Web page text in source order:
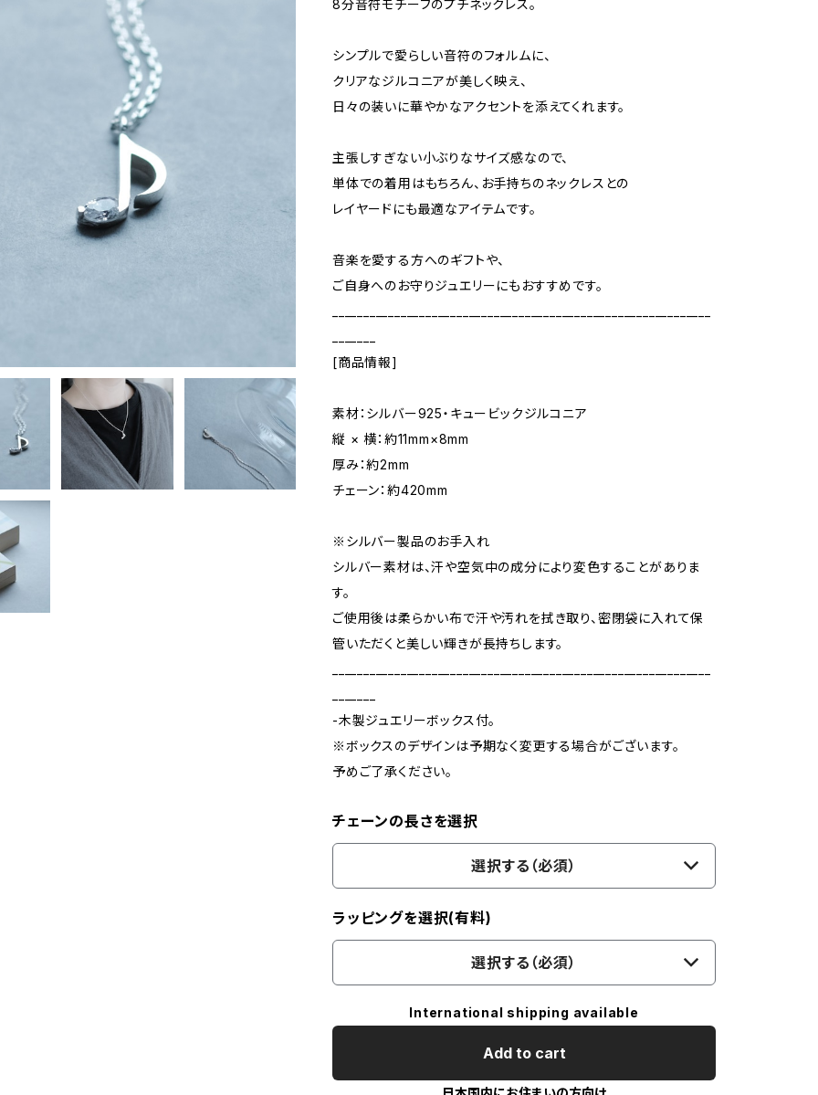
8分音符モチーフのプチネックレス。
シンプルで愛らしい音符のフォルムに、
クリアなジルコニアが美しく映え、
日々の装いに華やかなアクセントを添えてくれます。
主張しすぎない小ぶりなサイズ感なので、
単体での着用はもちろん、お手持ちのネックレスとの
レイヤードにも最適なアイテムです。
音楽を愛する方へのギフトや、
ご自身へのお守りジュエリーにもおすすめです。
[商品情報]
素材：シルバー925・キュービックジルコニア
縦 × 横：約11mm×8mm
厚み：約2mm
チェーン：約420mm
※シルバー製品のお手入れ
シルバー素材は、汗や空気中の成分により変色することがありま
す。
ご使用後は柔らかい布で汗や汚れを拭き取り、密閉袋に入れて保
管いただくと美しい輝きが長持ちします。
-木製ジュエリーボックス付。
※ボックスのデザインは予期なく変更する場合がございます。
予めご了承ください。
チェーンの長さを選択
選択する（必須）
ラッピングを選択(有料)
選択する（必須）
International shipping available
Add to cart